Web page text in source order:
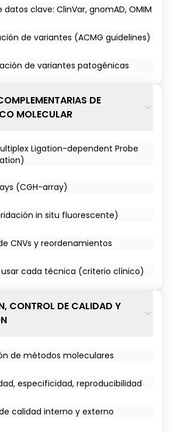
datos clave: ClinVar, gnomAD, OMIM
de variantes (ACMG guidelines)
de variantes patogénicas
DE
MOLECULAR
Ligation-dependent Probe
(CGH-array)
in situ fluorescente)
CNVs y reordenamientos
cada técnica (criterio clínico)
CONTROL DE CALIDAD Y
de métodos moleculares
especificidad, reproducibilidad
calidad interno y externo